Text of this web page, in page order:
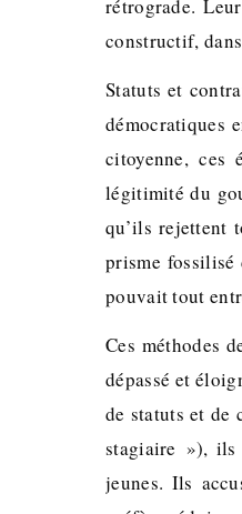
rétrograde.
constructif,
Statuts et
démocratiques
citoyenne, ces
légitimité du
qu’ils rejettent
prisme fossilisé
pouvait tout
Ces méthodes
dépassé et
de statuts et de
stagiaire »), ils
jeunes. Ils